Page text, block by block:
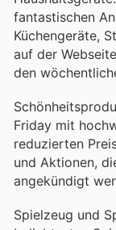
fantastischen
Küchengeräte,
auf der
den
Friday mit
reduzierten
und Aktionen,
angekündigt
Spielzeug und